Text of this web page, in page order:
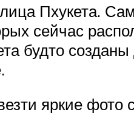
Пхукета.
сейчас
будто
яркие фото